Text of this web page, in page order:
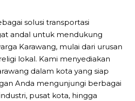
solusi transportasi
andal untuk mendukung
Karawang, mulai dari urusan
lokal. Kami menyediakan
dalam kota yang siap
Anda mengunjungi berbagai
pusat kota, hingga